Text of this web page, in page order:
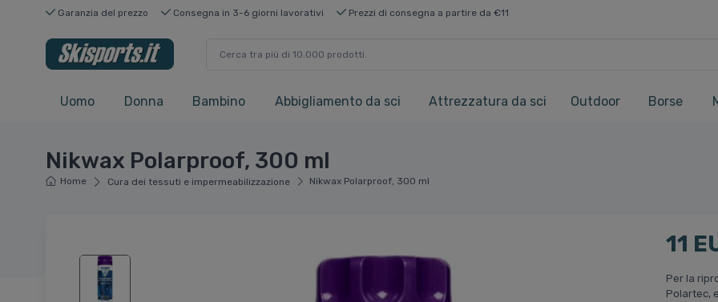
Garanzia del prezzo Consegna in 3-6 giorni lavorativi Prezzi di consegna a partire da €11
Uomo Donna Bambino Abbigliamento da sci Attrezzatura da sci Outdoor Borse
Nikwax Polarproof, 300 ml
Home Cura dei tessuti e impermeabilizzazione Nikwax Polarproof, 300 ml
11
Per la
Polartec,